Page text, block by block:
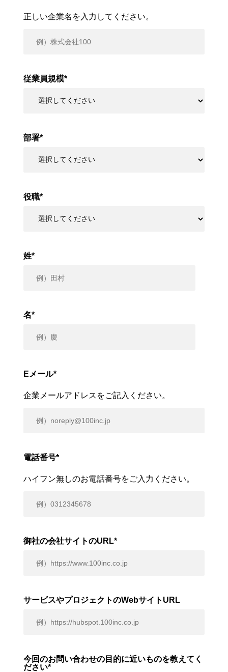
正しい企業名を入力してください。
従業員規模*
部署*
役職*
姓*
名*
Eメール*
企業メールアドレスをご記入ください。
電話番号*
ハイフン無しのお電話番号をご入力ください。
御社の会社サイトのURL*
サービスやプロジェクトのWebサイトURL
今回のお問い合わせの目的に近いものを教えてく
ださい*